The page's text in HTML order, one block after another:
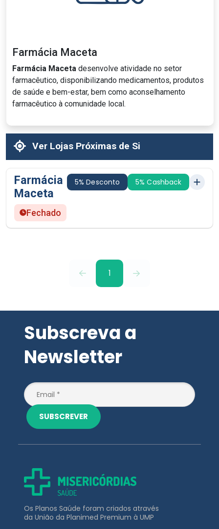
Farmácia Maceta
Farmácia Maceta desenvolve atividade no setor
farmacêutico, disponibilizando medicamentos, produtos
de saúde e bem-estar, bem como aconselhamento
farmacêutico à comunidade local.
Ver Lojas Próximas de Si
Farmácia
Maceta
5% Desconto 5% Cashback
Fechado
1
Subscreva a
Newsletter
SUBSCREVER
Os Planos Saúde foram criados através
da União da Planimed Premium à UMP